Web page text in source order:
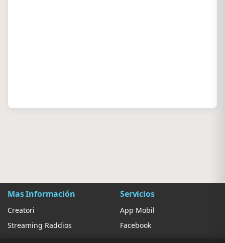
Mas Información
Creatori
Streaming Raddios
Servicios
App Mobil
Facebook